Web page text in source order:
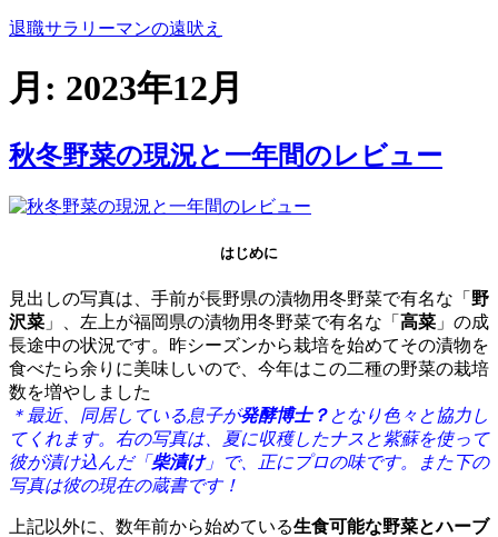
コ
テ
ン
へ
ス
ッ
退職サラリーマンの遠吠え
月: 2023年12月
秋冬野菜の現況と一年間のレビュー
はじめに
見出しの写真は、手前が長野県の漬物用冬野菜で有名な「 野
沢菜 」、左上が福岡県の漬物用冬野菜で有名な「 高菜 」の成
長途中の状況です。昨シーズンから栽培を始めてその漬物を
食べたら余りに美味しいので、今年はこの二種の野菜の栽培
数を増やしました
＊最近、同居している息子が発酵博士？ となり色々と協力し
てくれます。右の写真は、夏に収穫したナスと紫蘇を使って
彼が漬け込んだ「 柴漬け」で、正にプロの味です。また下の
写真は彼の現在の蔵書です！
上記以外に、数年前から始めている生食可能な野菜とハーブ